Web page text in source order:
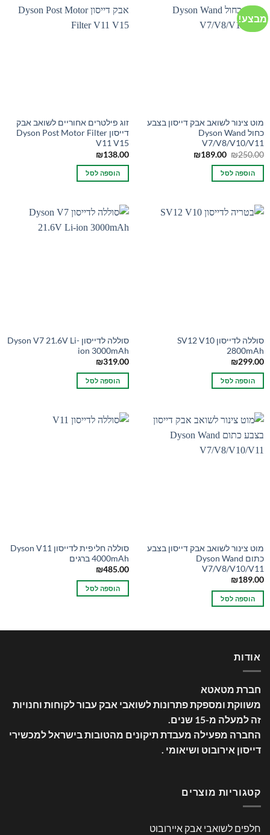
מבצע!
מוט צינור לשואב אבק דייסון בצבע
כחול Dyson Wand
V7/V8/V10/V11
₪250.00
המחיר
היה:
₪250.00.
₪189.00
המחיר
הוספה לסל
זוג פילטרים אחוריים לשואב אבק
דייסון Dyson Post Motor Filter
V11 V15
₪138.00
הוספה לסל
סוללה לדייסון SV12 V10
2800mAh
₪299.00
הוספה לסל
סוללה לדייסון Dyson V7 21.6V Li-
ion 3000mAh
₪319.00
הוספה לסל
מוט צינור לשואב אבק דייסון בצבע
כתום Dyson Wand
V7/V8/V10/V11
₪189.00
הוספה לסל
סוללה חליפית לדייסון Dyson V11
4000mAh ברגים
₪485.00
הוספה לסל
אודות
חברת מטאטא
משווקת ומספקת פתרונות לשואבי אבק עבור לקוחות וחנויות
זה למעלה מ-15 שנים
.
החברה מפעילה מעבדת תיקונים מהטובות בישראל למכשירי
דייסון אירובוט ושיאומי .
קטגוריות מוצרים
חלפים לשואבי אבק איירובוט